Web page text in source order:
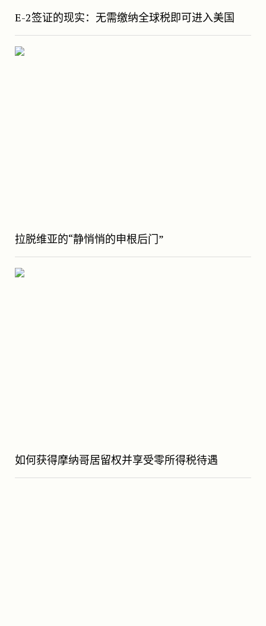
E-2签证的现实：无需缴纳全球税即可进入美国
拉脱维亚的“静悄悄的申根后门”
如何获得摩纳哥居留权并享受零所得税待遇